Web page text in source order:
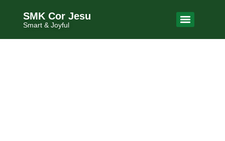
SMK Cor Jesu
Smart & Joyful